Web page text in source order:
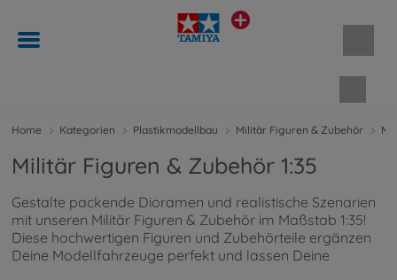
Home Kategorien Plastikmodellbau Militär Figuren & Zubehör
Militär Figuren & Zubehör 1:35
Gestalte packende Dioramen und realistische Szenarien
mit unseren Militär Figuren & Zubehör im Maßstab 1:35!
Diese hochwertigen Figuren und Zubehörteile ergänzen
Deine Modellfahrzeuge perfekt und lassen Deine